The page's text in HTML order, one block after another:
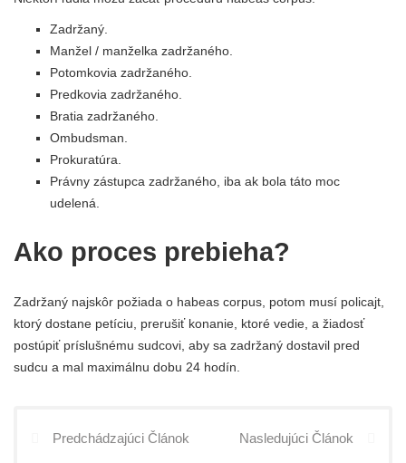
Zadržaný.
Manžel / manželka zadržaného.
Potomkovia zadržaného.
Predkovia zadržaného.
Bratia zadržaného.
Ombudsman.
Prokuratúra.
Právny zástupca zadržaného, ​​iba ak bola táto moc
udelená.
Ako proces prebieha?
Zadržaný najskôr požiada o habeas corpus, potom musí policajt, ​​
ktorý dostane petíciu, prerušiť konanie, ktoré vedie, a žiadosť
postúpiť príslušnému sudcovi, aby sa zadržaný dostavil pred
sudcu a mal maximálnu dobu 24 hodín.
Predchádzajúci Článok Nasledujúci Článok